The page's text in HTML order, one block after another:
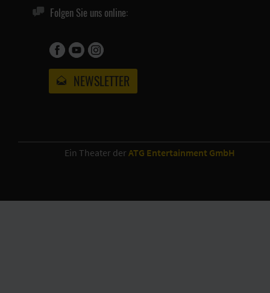
Folgen Sie uns online:
NEWSLETTER
Ein Theater der ATG Entertainment GmbH